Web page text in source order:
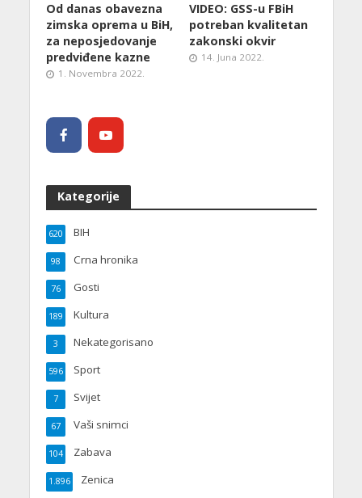
Od danas obavezna
zimska oprema u BiH,
za neposjedovanje
predviđene kazne
1. Novembra 2022.
VIDEO: GSS-u FBiH
potreban kvalitetan
zakonski okvir
14. Juna 2022.
Kategorije
BIH
620
Crna hronika
98
Gosti
76
Kultura
189
Nekategorisano
3
Sport
596
Svijet
7
Vaši snimci
67
Zabava
104
Zenica
1.896